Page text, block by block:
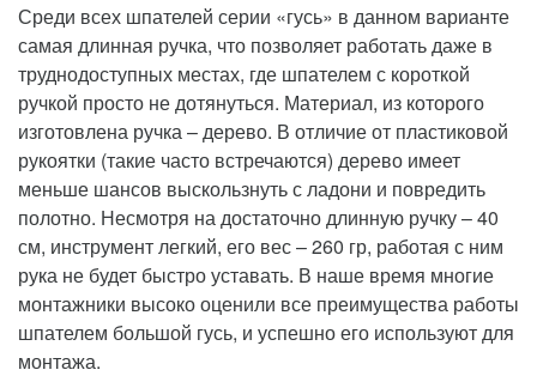
Среди всех шпателей серии «гусь» в данном варианте
самая длинная ручка, что позволяет работать даже в
труднодоступных местах, где шпателем с короткой
ручкой просто не дотянуться. Материал, из которого
изготовлена ручка – дерево. В отличие от пластиковой
рукоятки (такие часто встречаются) дерево имеет
меньше шансов выскользнуть с ладони и повредить
полотно. Несмотря на достаточно длинную ручку – 40
см, инструмент легкий, его вес – 260 гр, работая с ним
рука не будет быстро уставать. В наше время многие
монтажники высоко оценили все преимущества работы
шпателем большой гусь, и успешно его используют для
монтажа.